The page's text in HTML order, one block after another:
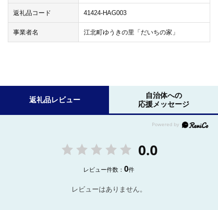
返礼品コード 41424-HAG003
事業者名 江北町ゆうきの里「だいちの家」
返礼品レビュー
自治体への
応援メッセージ
0.0
レビュー件数：0件
レビューはありません。